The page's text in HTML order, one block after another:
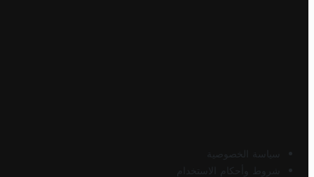
سياسة الخصوصية
شروط وأحكام الاستخدام